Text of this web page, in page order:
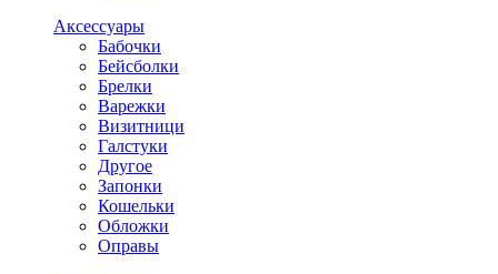
Аксессуары
Бабочки
Бейсболки
Брелки
Варежки
Визитници
Галстуки
Другое
Запонки
Кошельки
Обложки
Оправы